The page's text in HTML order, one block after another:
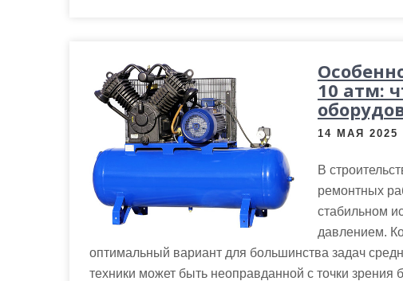
10 атм:
14 МАЯ 2025
В
ремонтных
стабильном
давлением.
оптимальный вариант для большинства задач
техники может быть неоправданной с точки